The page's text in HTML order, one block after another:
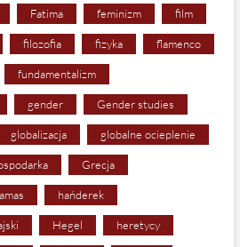
Fatima feminizm film
filozofia fizyka flamenco
fundamentalizm
gender Gender studies
globalizacja globalne ocieplenie
Grecja
hańderek
Hegel heretycy